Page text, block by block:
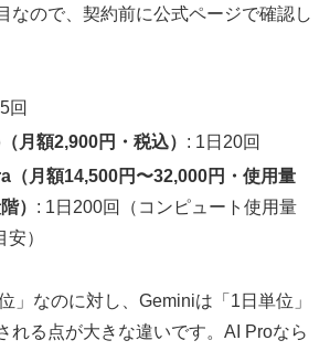
なので、契約前に公式ページで確認し
回
月額2,900円・税込） : 1日20回
（月額14,500円〜32,000円・使用量
） : 1日200回（コンピュート使用量
）
」なのに対し、Geminiは「1日単位」
れる点が大きな違いです。AI Proなら